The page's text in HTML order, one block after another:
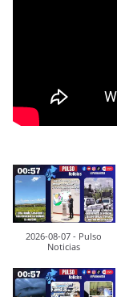
2026-08-07 - Pulso
Noticias